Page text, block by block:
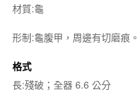
材質:龜
形制:龜腹甲，周邊有切磨痕。
格式
長:殘破；全器 6.6 公分